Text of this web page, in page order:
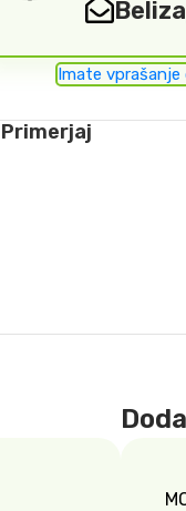
Imate vprašanje
Primerjaj